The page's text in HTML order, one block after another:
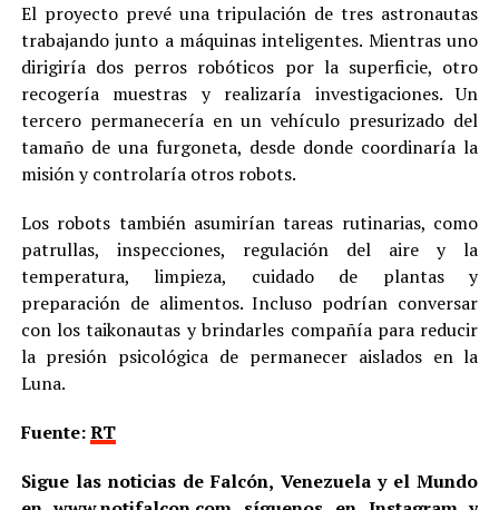
El proyecto prevé una tripulación de tres astronautas
trabajando junto a máquinas inteligentes. Mientras uno
dirigiría dos perros robóticos por la superficie, otro
recogería muestras y realizaría investigaciones. Un
tercero permanecería en un vehículo presurizado del
tamaño de una furgoneta, desde donde coordinaría la
misión y controlaría otros robots.
Los robots también asumirían tareas rutinarias, como
patrullas, inspecciones, regulación del aire y la
temperatura, limpieza, cuidado de plantas y
preparación de alimentos. Incluso podrían conversar
con los taikonautas y brindarles compañía para reducir
la presión psicológica de permanecer aislados en la
Luna.
Fuente:RT
Sigue las noticias de Falcón, Venezuela y el Mundo